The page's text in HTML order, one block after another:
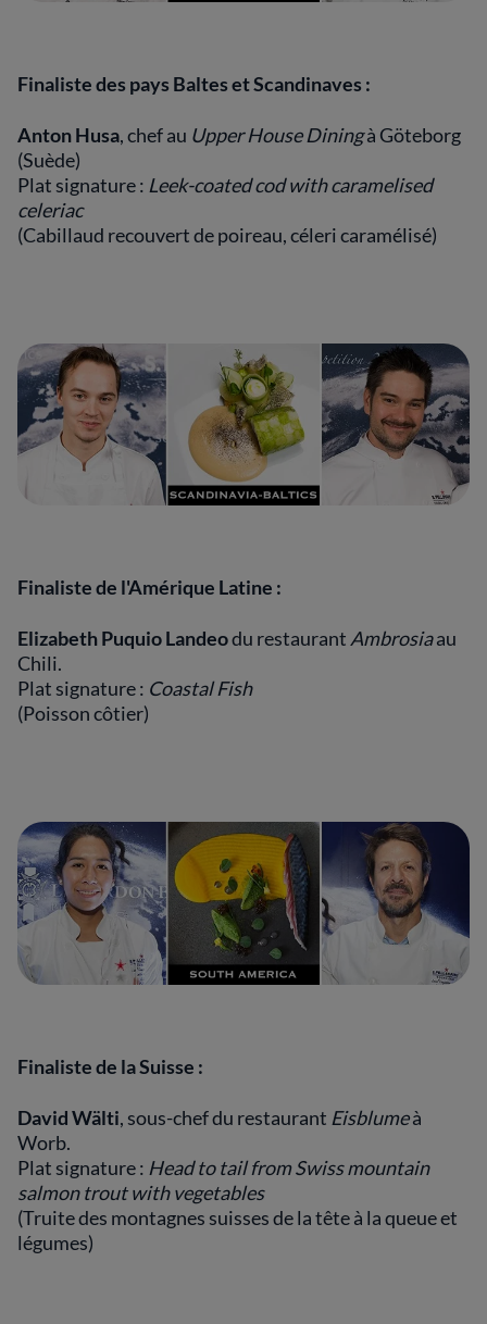
Finaliste des pays Baltes et Scandinaves :
Anton Husa, chef au Upper House Diningà Göteborg
(Suède)
Plat signature : Leek-coated cod with caramelised
celeriac
(Cabillaud recouvert de poireau, céleri caramélisé)
Finaliste de l'Amérique Latine :
Elizabeth Puquio Landeodu restaurant Ambrosiaau
Chili.
Plat signature : Coastal Fish
(Poisson côtier)
Finaliste de la Suisse :
David Wälti, sous-chef du restaurant Eisblumeà
Worb.
Plat signature : Head to tail from Swiss mountain
salmon trout with vegetables
(Truite des montagnes suisses de la tête à la queue et
légumes)